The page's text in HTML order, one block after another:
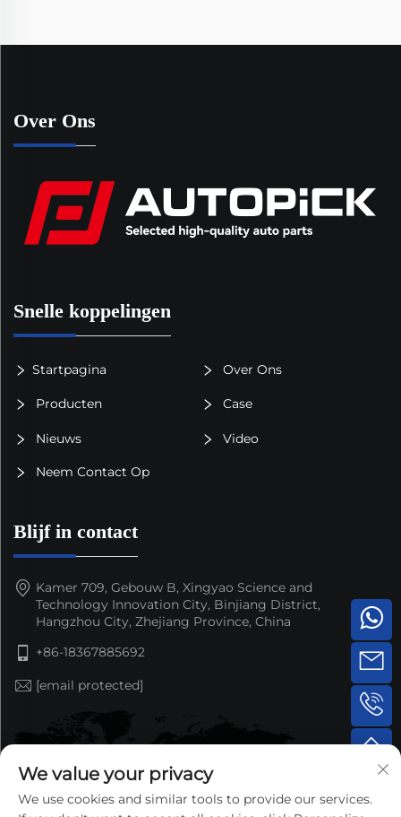
Over Ons
Snelle koppelingen
Startpagina Over Ons
Producten Case
Nieuws Video
Neem Contact Op
Blijf in contact
Kamer 709, Gebouw B, Xingyao Science and
Technology Innovation City, Binjiang District,
Hangzhou City, Zhejiang Province, China
+86-18367885692
[email protected]
We value your privacy
We use cookies and similar tools to provide our services.